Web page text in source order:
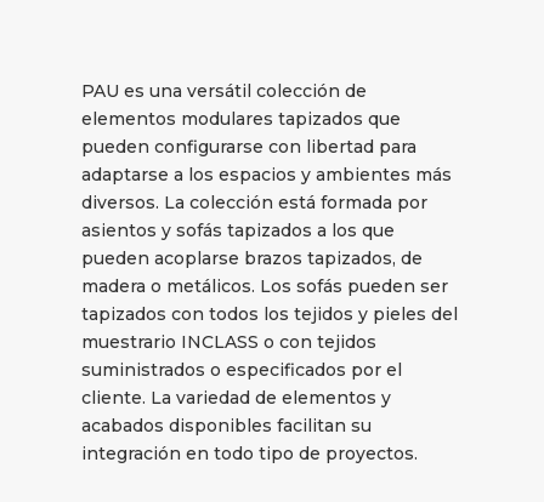
PAU es una versátil colección de
elementos modulares tapizados que
pueden configurarse con libertad para
adaptarse a los espacios y ambientes más
diversos. La colección está formada por
asientos y sofás tapizados a los que
pueden acoplarse brazos tapizados, de
madera o metálicos. Los sofás pueden ser
tapizados con todos los tejidos y pieles del
muestrario INCLASS o con tejidos
suministrados o especificados por el
cliente. La variedad de elementos y
acabados disponibles facilitan su
integración en todo tipo de proyectos.